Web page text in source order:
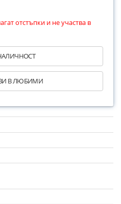
отстъпки и не участва в
В ЛЮБИМИ